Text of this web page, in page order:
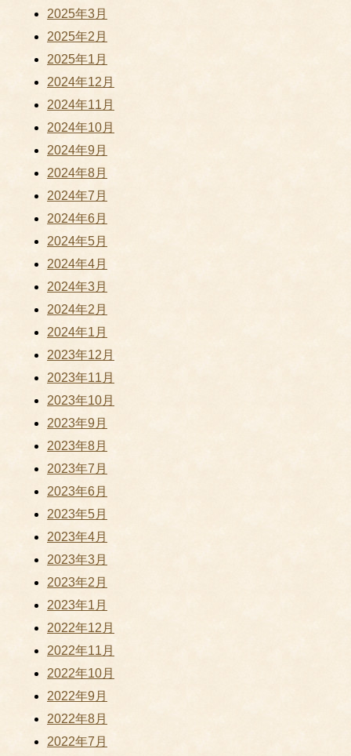
2025年3月
2025年2月
2025年1月
2024年12月
2024年11月
2024年10月
2024年9月
2024年8月
2024年7月
2024年6月
2024年5月
2024年4月
2024年3月
2024年2月
2024年1月
2023年12月
2023年11月
2023年10月
2023年9月
2023年8月
2023年7月
2023年6月
2023年5月
2023年4月
2023年3月
2023年2月
2023年1月
2022年12月
2022年11月
2022年10月
2022年9月
2022年8月
2022年7月